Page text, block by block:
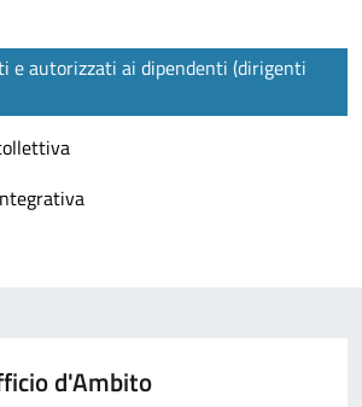
e autorizzati ai dipendenti (dirigenti
d'Ambito